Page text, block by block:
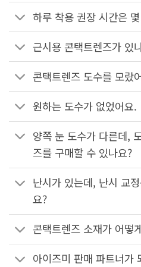
하루 착용 권장 시간은
근시용 콘택트렌즈가 있
콘택트렌즈 도수를 모랐
원하는 도수가 없었어요.
양쪽 눈 도수가 다른데,
즈를 구매할 수 있나요?
난시가 있는데, 난시 교
요?
콘택트렌즈 소재가 어떻
아이즈미 판매 파트너가